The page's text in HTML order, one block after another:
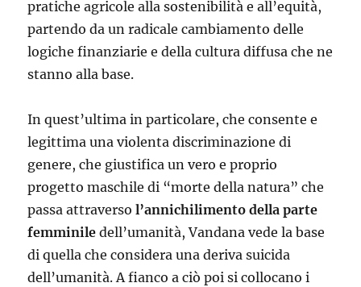
pratiche agricole alla sostenibilità e all’equità,
partendo da un radicale cambiamento delle
logiche finanziarie e della cultura diffusa che ne
stanno alla base.
In quest’ultima in particolare, che consente e
legittima una violenta discriminazione di
genere, che giustifica un vero e proprio
progetto maschile di “morte della natura” che
passa attraversol’annichilimento della parte
femminile dell’umanità, Vandana vede la base
di quella che considera una deriva suicida
dell’umanità. A fianco a ciò poi si collocano i